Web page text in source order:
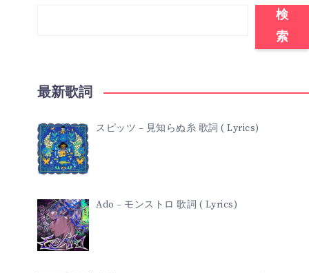
検
索
最新歌詞
スピッツ – 見知らぬ糸 歌詞 ( Lyrics)
Ado – モンストロ 歌詞 ( Lyrics)